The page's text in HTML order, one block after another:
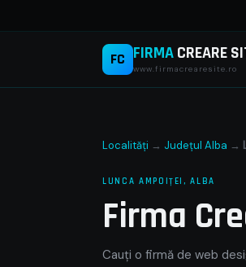
FC FIRMACREARE
www.firmacrearesite.ro
Localități → Județul Alba →
LUNCA AMPOIŢEI, ALBA
Firma
Cauți o firmă de web